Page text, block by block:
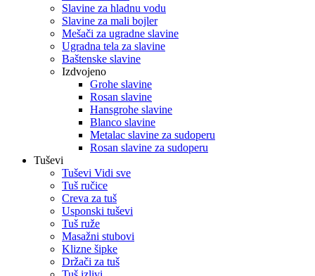
Slavine za hladnu vodu
Slavine za mali bojler
Mešači za ugradne slavine
Ugradna tela za slavine
Baštenske slavine
Izdvojeno
Grohe slavine
Rosan slavine
Hansgrohe slavine
Blanco slavine
Metalac slavine za sudoperu
Rosan slavine za sudoperu
Tuševi
Tuševi Vidi sve
Tuš ručice
Creva za tuš
Usponski tuševi
Tuš ruže
Masažni stubovi
Klizne šipke
Držači za tuš